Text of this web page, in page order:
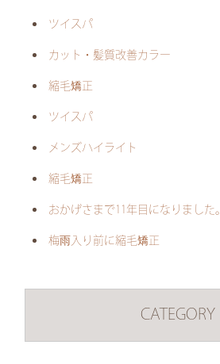
ツイスパ
カット・髪質改善カラー
縮毛矯正
ツイスパ
メンズハイライト
縮毛矯正
おかげさまで11年目になりました。
梅雨入り前に縮毛矯正
CATEGORY